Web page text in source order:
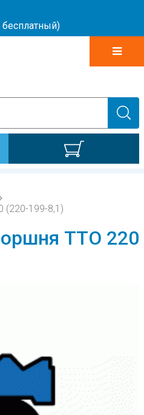
(220-199-8,1)
TTO 220